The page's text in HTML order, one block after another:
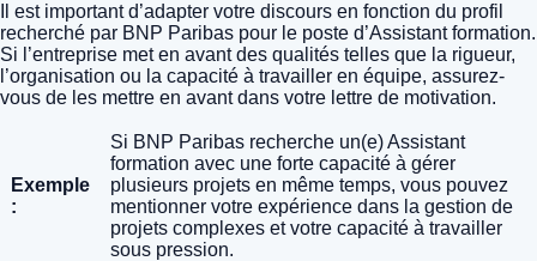
Il est important d’adapter votre discours en fonction du profil
recherché par BNP Paribas pour le poste d’Assistant formation.
Si l’entreprise met en avant des qualités telles que la rigueur,
l’organisation ou la capacité à travailler en équipe, assurez-
vous de les mettre en avant dans votre lettre de motivation.
Exemple
:
Si BNP Paribas recherche un(e) Assistant
formation avec une forte capacité à gérer
plusieurs projets en même temps, vous pouvez
mentionner votre expérience dans la gestion de
projets complexes et votre capacité à travailler
sous pression.